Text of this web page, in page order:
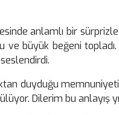
anlamlı bir sürprizle
büyük beğeni
duyduğu
Dilerim bu anlayış